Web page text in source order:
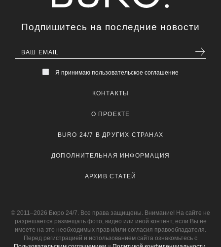
Подпишитесь на последние новости
Я принимаю пользовательское соглашение
КОНТАКТЫ
О ПРОЕКТЕ
BURO 24/7 В ДРУГИХ СТРАНАХ
ДОПОЛНИТЕЛЬНАЯ ИНФОРМАЦИЯ
АРХИВ СТАТЕЙ
© 2011–2026 Бюро 24/7. Все права защищены. Внимание! На сайте не
разрешается размещать фото, видео или иной контент, если Вы не
имеете на это необходимых прав и/или согласия правообладателя.
Перед регистрацией и использованием сайта ознакомьтесь с